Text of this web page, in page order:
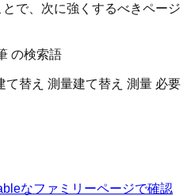
で、次に強くするべきページ
の検索語
て替え 測量建て替え 測量 必要
なファミリーページで確認